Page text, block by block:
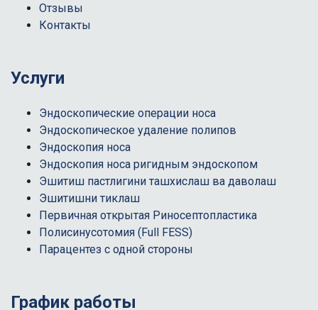
Отзывы
Контакты
Услуги
Эндоскопические операции носа
Эндоскопическое удаление полипов
Эндоскопия носа
Эндоскопия носа ригидным эндоскопом
Эшитиш пастлигини ташхислаш ва даволаш
Эшитишни тиклаш
Первичная открытая Риносептопластика
Полисинусотомия (Full FESS)
Парацентез с одной стороны
График работы